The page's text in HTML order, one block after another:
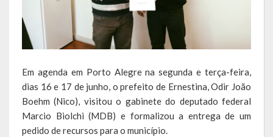
Escola Municipal de Educação Infantil Dr. Orlando Rojas
Escola Municipal De Ensino Fundamental Educarte
Escola Municipal De Ensino Fundamental João Alfredo Sachser
Escola Municipal De Ensino Fundamental Osvaldo Cruz
Agricultura
Em agenda em Porto Alegre na segunda e terça-feira,
dias 16 e 17 de junho, o prefeito de Ernestina, Odir João
Boehm (Nico), visitou o gabinete do deputado federal
Marcio Biolchi (MDB) e formalizou a entrega de um
pedido de recursos para o município.